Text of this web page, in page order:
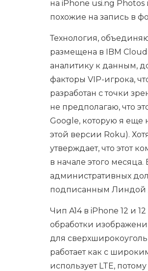
на iPhone usi.ng
похожие на запись в
Технология,
размещена в IBM
аналитику к данным,
факторы VIP-игрока,
разработан с точки
не предполагаю, что
Google, которую я еще
этой версии Roku).
утверждает, что этот
в начале этого
административных
подписанным Линдой
Чип A14 в iPhone 12 и
обработки
для
работает как с
использует LTE,